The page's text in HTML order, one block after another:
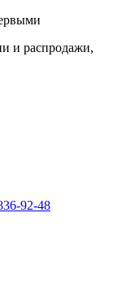
и распродажи,
92-48